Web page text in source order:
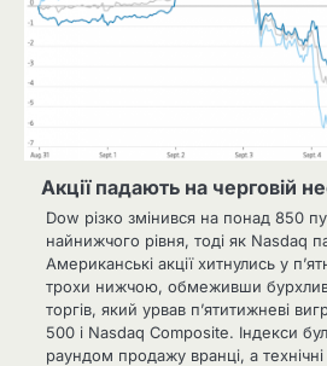
Акції падають на черговій
Dow різко змінився на понад 850
найнижчого рівня, тоді як Nasdaq
Американські акції хитнулись у
трохи нижчою, обмеживши
торгів, який урвав п’ятитижневі
500 і Nasdaq Composite. Індекси
раундом продажу вранці, а